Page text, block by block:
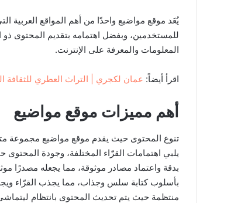
يُعَد موقع مواضيع واحدًا من أهم المواقع العربية
للمستخدمين، وبفضل اهتمامه بتقديم المحتوى ذو
المعلومات والمعرفة على الإنترنت.
اقرأ أيضاً: عمان لكجري | التراث العطري للثقافة
أهم مميزات موقع مواضيع
تنوع المحتوى حيث يقدم موقع مواضيع مجموعة
يلبي اهتمامات القرّاء المختلفة، وجودة المحتوى
بدقة واعتماد مصادر موثوقة، مما يجعله مصدرًا
بأسلوب كتابة سلس وجذاب، مما يجذب القرّاء
منتظمة حيث يتم تحديث المحتوى بانتظام